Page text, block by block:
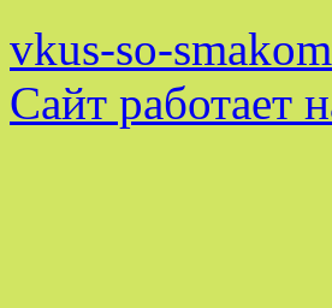
vkus-so-
Сайт работает